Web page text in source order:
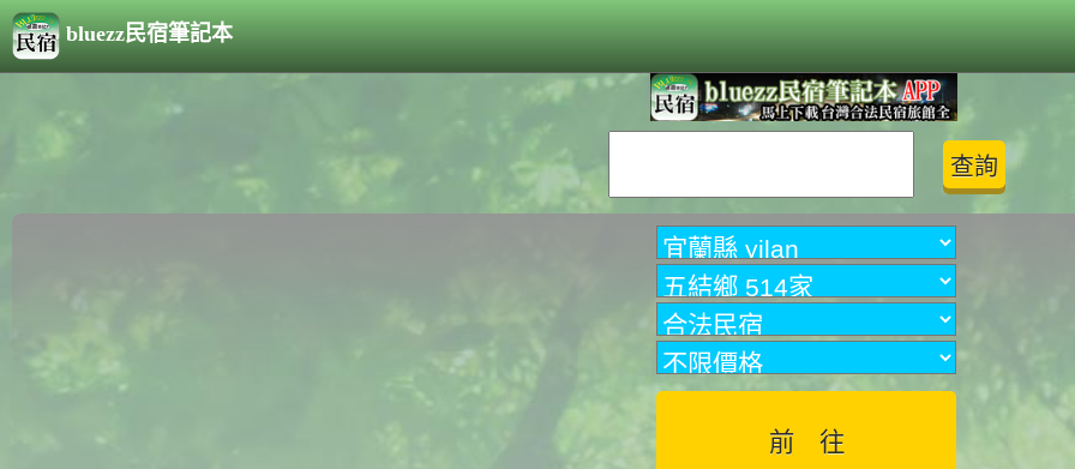
bluezz民宿筆記本